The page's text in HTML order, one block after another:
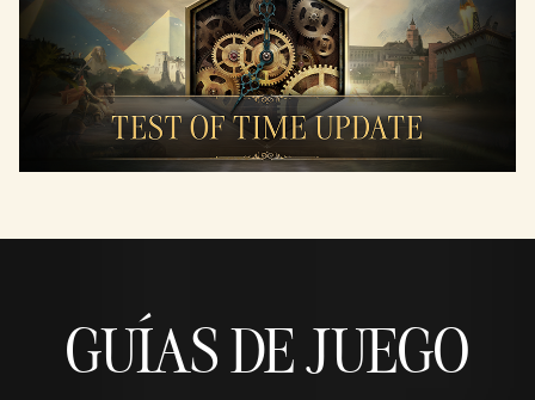
GUÍAS DE JUEGO